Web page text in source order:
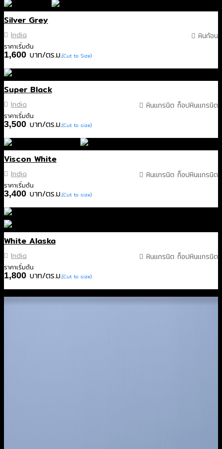
หินก้อน
Silver Grey
India
ราคาเริ่มต้น
1,600 บาท/ตร.ม.(Cut to Size)
หินแกรนิต ท็อปหินแกรนิต
Super Black
India
ราคาเริ่มต้น
3,500 บาท/ตร.ม.(Cut to size)
หินแกรนิต ท็อปหินแกรนิต
Viscon White
India
ราคาเริ่มต้น
3,400 บาท/ตร.ม.(Cut to size)
หินแกรนิต ท็อปหินแกรนิต
White Alaska
India
ราคาเริ่มต้น
1,800 บาท/ตร.ม.(Cut to size)